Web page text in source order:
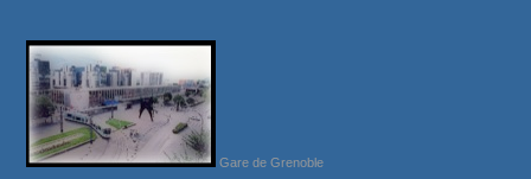
Gare de Grenoble